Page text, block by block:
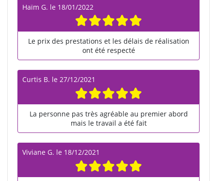
Haïm G. le 18/01/2022
Le prix des prestations et les délais de réalisation
ont été respecté
Curtis B. le 27/12/2021
La personne pas très agréable au premier abord
mais le travail a été fait
Viviane G. le 18/12/2021